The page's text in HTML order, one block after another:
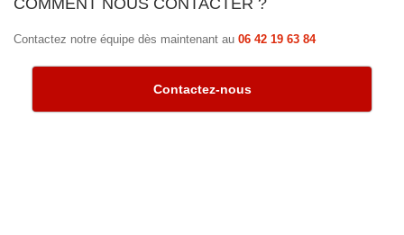
Contactez notre équipe dès maintenant au 06 42 19 63 84
Contactez-nous